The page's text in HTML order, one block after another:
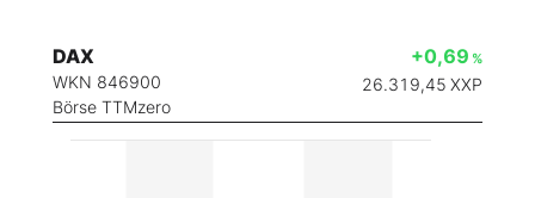
DAX
WKN 846900
Börse TTMzero
+0,69 %
26.319,45 XXP